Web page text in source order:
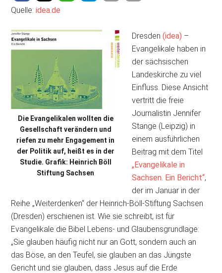
Quelle:idea.de
Die Evangelikalen wollten die
Gesellschaft verändern und
riefen zu mehr Engagement in
der Politik auf, heißt es in der
Studie. Grafik: Heinrich Böll
Stiftung Sachsen
Dresden(idea) –
Evangelikale haben in
der sächsischen
Landeskirche zu viel
Einfluss. Diese Ansicht
vertritt die freie
Journalistin Jennifer
Stange (Leipzig) in
einem ausführlichen
Beitrag mit dem Titel
„Evangelikale in
Sachsen. Ein Bericht“,
der im Januar in der
Reihe „Weiterdenken“ der Heinrich-Böll-Stiftung Sachsen
(Dresden) erschienen ist. Wie sie schreibt, ist für
Evangelikale die Bibel Lebens- und Glaubensgrundlage:
„Sie glauben häufig nicht nur an Gott, sondern auch an
das Böse, an den Teufel, sie glauben an das Jüngste
Gericht und sie glauben, dass Jesus auf die Erde